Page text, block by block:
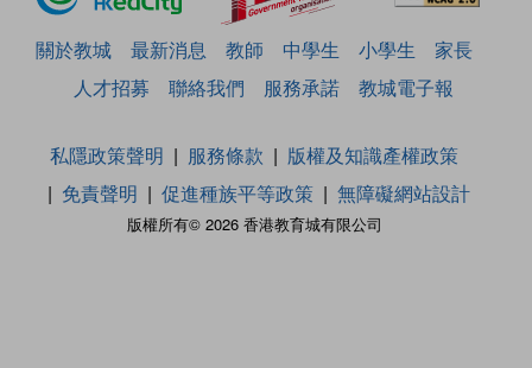
關於教城 最新消息 教師 中學生 小學生
家長
人才招募
聯絡我們 服務承諾 教城電子報
版權所有© 2026 香港教育城有限公司
私隱政策聲明 服務條款
版權及知識產權政策
免責聲明
促進種族平等政策 無障礙網站設計